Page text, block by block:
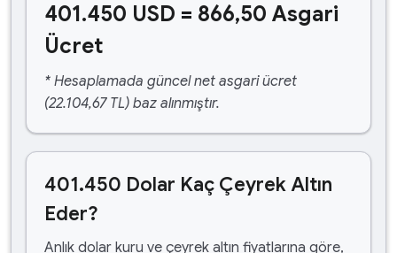
401.450 USD = 866,50 Asgari
Ücret
* Hesaplamada güncel net asgari ücret
(22.104,67 TL) baz alınmıştır.
401.450 Dolar Kaç Çeyrek Altın
Eder?
Anlık dolar kuru ve çeyrek altın fiyatlarına göre,